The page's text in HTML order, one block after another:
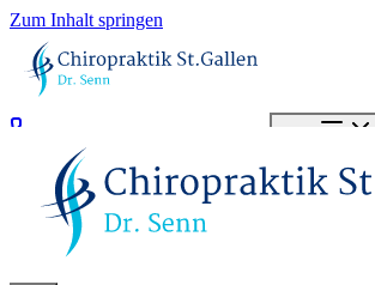
Zum Inhalt springen